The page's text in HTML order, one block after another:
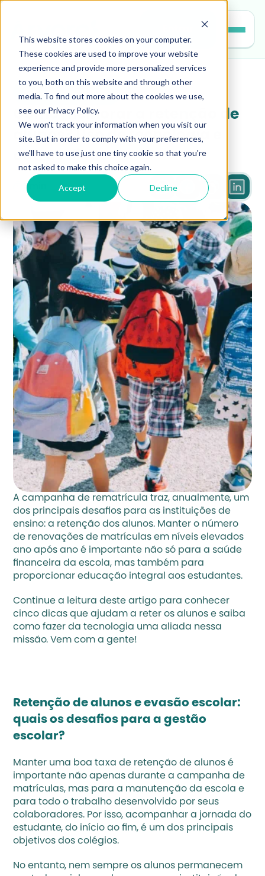
This website stores cookies on your computer.
These cookies are used to improve your website
experience and provide more personalized services
to you, both on this website and through other
media. To find out more about the cookies we use,
see our Privacy Policy.
We won't track your information when you visit our
site. But in order to comply with your preferences,
we'll have to use just one tiny cookie so that you're
not asked to make this choice again.
Accept Decline
gestao-escolar
Como melhorar a retenção de
alunos? Uso de tecnologia e
outras dicas
5 min
A campanha de rematrícula traz, anualmente, um
dos principais desafios para as instituições de
ensino: a retenção dos alunos. Manter o número
de renovações de matrículas em níveis elevados
ano após ano é importante não só para a saúde
financeira da escola, mas também para
proporcionar educação integral aos estudantes.
Continue a leitura deste artigo para conhecer
cinco dicas que ajudam a reter os alunos e saiba
como fazer da tecnologia uma aliada nessa
missão. Vem com a gente!
Retenção de alunos e evasão escolar:
quais os desafios para a gestão
escolar?
Manter uma boa taxa de retenção de alunos é
importante não apenas durante a campanha de
matrículas, mas para a manutenção da escola e
para todo o trabalho desenvolvido por seus
colaboradores. Por isso, acompanhar a jornada do
estudante, do início ao fim, é um dos principais
objetivos dos colégios.
No entanto, nem sempre os alunos permanecem